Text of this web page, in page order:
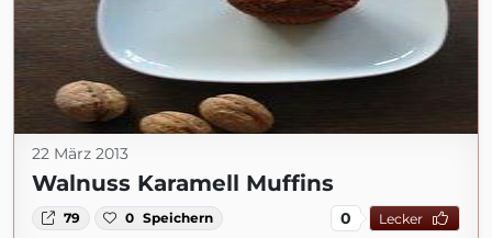
22 März 2013
Walnuss Karamell Muffins
79 0 Speichern 0 Lecker